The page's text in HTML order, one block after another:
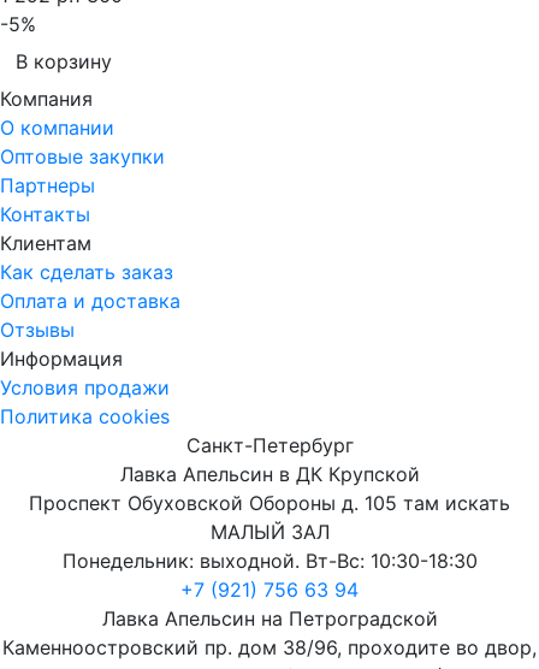
-5%
В корзину
Компания
О компании
Оптовые закупки
Партнеры
Контакты
Клиентам
Как сделать заказ
Оплата и доставка
Отзывы
Информация
Условия продажи
Политика cookies
Санкт-Петербург
Лавка Апельсин в ДК Крупской
Проспект Обуховской Обороны д. 105 там искать
МАЛЫЙ ЗАЛ
Понедельник: выходной. Вт-Вс: 10:30-18:30
+7 (921) 756 63 94
Лавка Апельсин на Петроградской
Каменноостровский пр. дом 38/96, проходите во двор,